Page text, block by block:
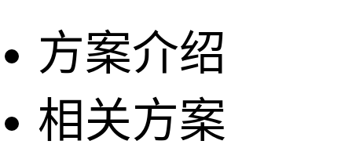
方案介绍
相关方案